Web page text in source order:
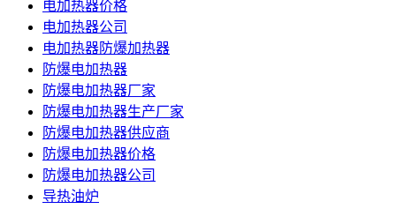
电加热器价格
电加热器公司
电加热器防爆加热器
防爆电加热器
防爆电加热器厂家
防爆电加热器生产厂家
防爆电加热器供应商
防爆电加热器价格
防爆电加热器公司
导热油炉